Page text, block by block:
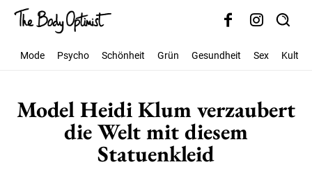
Mode Psycho Schönheit Grün Gesundheit Sex Kultur
Model Heidi Klum verzaubert
die Welt mit diesem
Statuenkleid